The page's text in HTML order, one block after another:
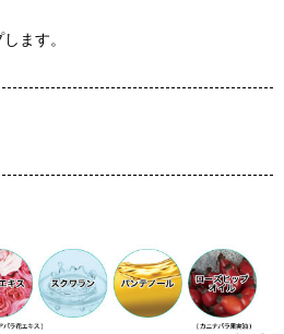
ます。